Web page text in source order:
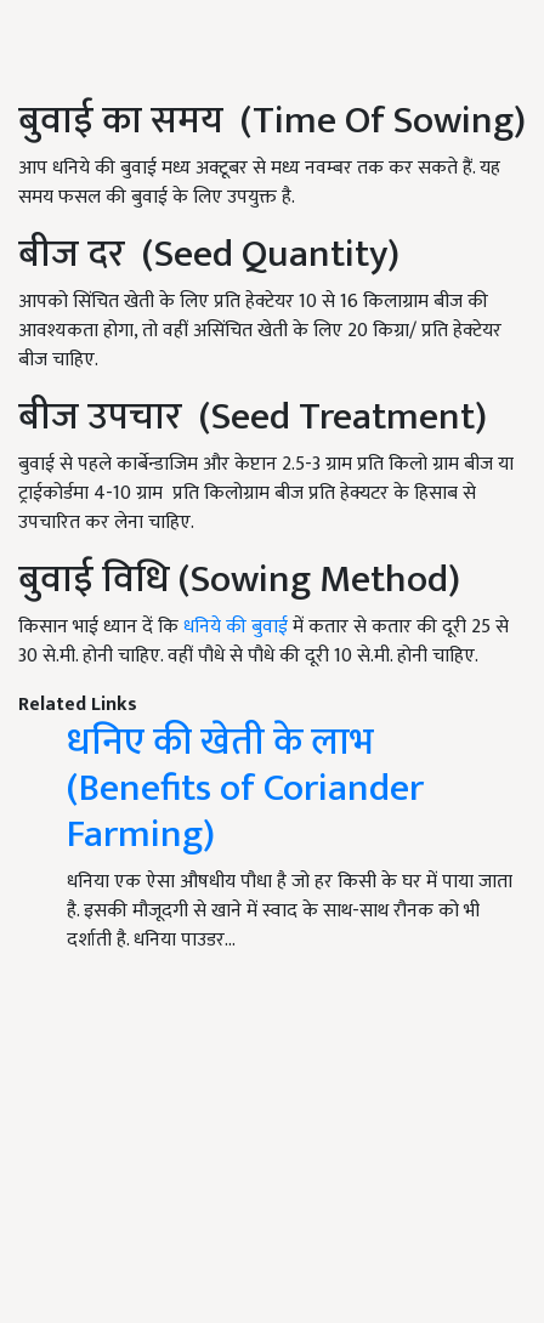
बुवाई का समय (Time Of Sowing)
आप धनिये की बुवाई मध्य अक्टूबर से मध्य नवम्बर तक कर सकते हैं. यह
समय फसल की बुवाई के लिए उपयुक्त है.
बीज दर (Seed Quantity)
आपको सिंचित खेती के लिए प्रति हेक्टेयर 10 से 16 किलाग्राम बीज की
आवश्यकता होगा, तो वहीं असिंचित खेती के लिए 20 किग्रा/ प्रति हेक्टेयर
बीज चाहिए.
बीज उपचार (Seed Treatment)
बुवाई से पहले कार्बेन्डाजिम और केप्टान 2.5-3 ग्राम प्रति किलो ग्राम बीज या
ट्राईकोर्डमा 4-10 ग्राम प्रति किलोग्राम बीज प्रति हेक्यटर के हिसाब से
उपचारित कर लेना चाहिए.
बुवाई विधि (Sowing Method)
किसान भाई ध्यान दें किधनिये की बुवाईमें कतार से कतार की दूरी 25 से
30 से.मी. होनी चाहिए. वहीं पौधे से पौधे की दूरी 10 से.मी. होनी चाहिए.
Related Links
धनिए की खेती के लाभ
(Benefits of Coriander
Farming)
धनिया एक ऐसा औषधीय पौधा है जो हर किसी के घर में पाया जाता
है. इसकी मौजूदगी से खाने में स्वाद के साथ-साथ रौनक को भी
दर्शाती है. धनिया पाउडर…